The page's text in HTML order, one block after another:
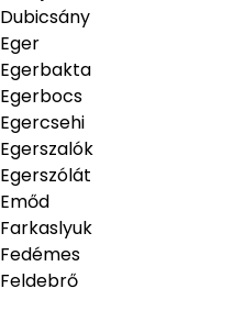
Dubicsány
Eger
Egerbakta
Egerbocs
Egercsehi
Egerszalók
Egerszólát
Emőd
Farkaslyuk
Fedémes
Feldebrő